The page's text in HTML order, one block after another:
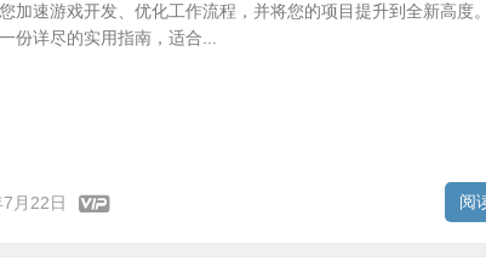
加速游戏开发、优化工作流程，并将您的项目提升到全新高度
份详尽的实用指南，适合...
月22日 阅